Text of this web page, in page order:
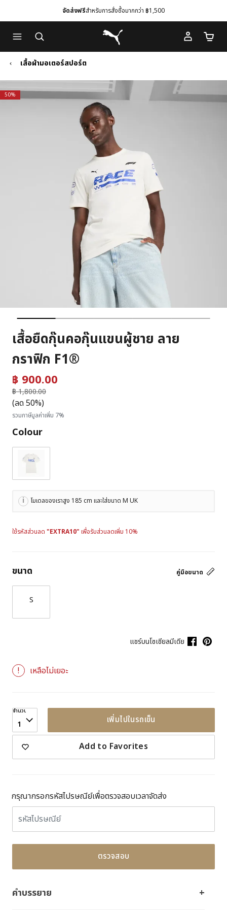
to
Main
content
to
Footer
Content
จัดส่งฟรีสำหรับการสั่งซื้อมากกว่า ฿1,500
Puma โฮม
จำนว
เสื้อผ้ามอเตอร์สปอร์ต
50%
เสื้อยืดกุ๊นคอกุ๊นแขนผู้ชาย ลาย
กราฟิก F1®
฿ 900.00
฿ 1,800.00
ถึง
(ลด 50%)
รวมภาษีมูลค่าเพิ่ม 7%
Colour
โมเดลของเราสูง 185 cm และใส่ขนาด M UK
ใช้รหัสส่วนลด "EXTRA10" เพื่อรับส่วนลดเพิ่ม 10%
คู่มือขนาด
ขนาด
S
แชร์บนโซเชียลมีเดีย
เหลือไม่เยอะ
จำนวน
1 เพิ่มไปในรถเข็น
Add to Favorites
กรุณากรอกรหัสไปรษณีย์เพื่อตรวจสอบเวลาจัดส่ง
ตรวจสอบ
คำบรรยาย